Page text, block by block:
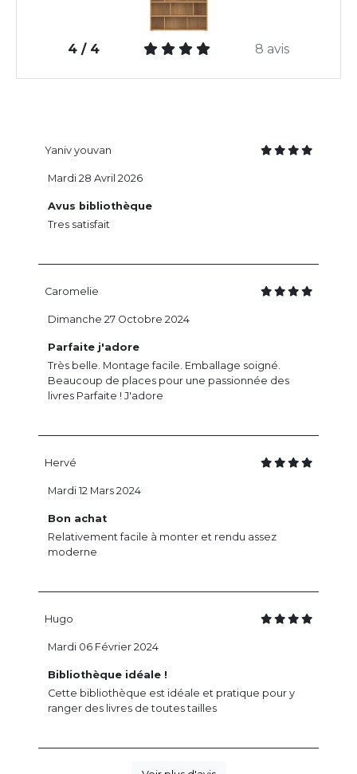
4 / 4 8 avis
Yaniv youvan
Avus bibliothèque
Tres satisfait
Mardi 28 Avril 2026
Caromelie
Parfaite j'adore
Très belle. Montage facile. Emballage soigné.
Beaucoup de places pour une passionnée des
livres Parfaite ! J'adore
Dimanche 27 Octobre 2024
Hervé
Bon achat
Relativement facile à monter et rendu assez
moderne
Mardi 12 Mars 2024
Hugo
Bibliothèque idéale !
Cette bibliothèque est idéale et pratique pour y
ranger des livres de toutes tailles
Mardi 06 Février 2024